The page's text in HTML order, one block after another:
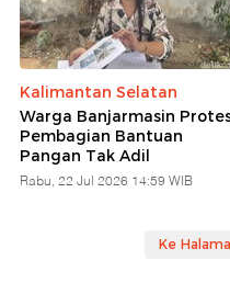
Kalimantan Selatan
Warga Banjarmasin
Pembagian Bantuan
Pangan Tak Adil
Rabu, 22 Jul 2026 14:59 WIB
Ke